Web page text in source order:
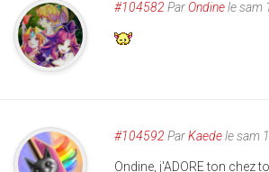
#104582 ParOndinele sam
#104592 ParKaedele sam
Ondine, j'ADORE ton chez